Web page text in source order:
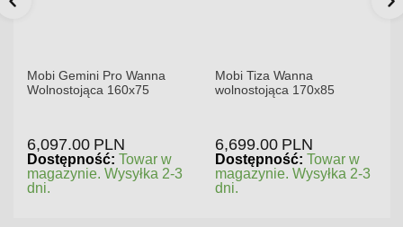
Mobi Gemini Pro Wanna
Wolnostojąca 160x75
6,097.00 PLN
Dostępność: Towar w
magazynie. Wysyłka 2-3
dni.
Mobi Tiza Wanna
wolnostojąca 170x85
6,699.00 PLN
Dostępność: Towar w
magazynie. Wysyłka 2-3
dni.